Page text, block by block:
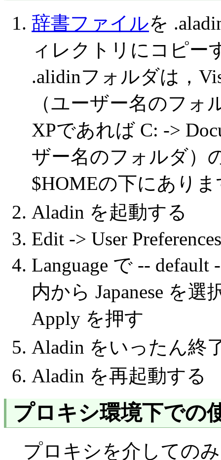
辞書ファイルを
ィレクトリにコピー
.alidinフォルダは，
（ユーザー名のフ
XPであれば C: ->
ザー名のフォルダ）
$HOMEの下にあり
Aladin を起動する
Edit -> User Preferences
Language で --
内から Japanese を
Apply を押す
Aladin をいったん終
Aladin を再起動する
プロキシ環境下での
プロキシを介しての